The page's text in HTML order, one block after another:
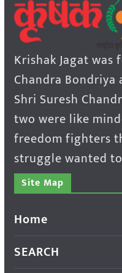
Krishak Jagat
Chandra
Shri Suresh
two were like
freedom fighters
struggle wanted
Site Map
Home
SEARCH